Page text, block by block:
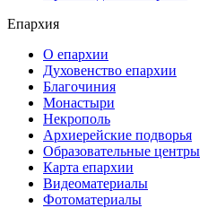
Епархия
О епархии
Духовенство епархии
Благочиния
Монастыри
Некрополь
Архиерейские подворья
Образовательные центры
Карта епархии
Видеоматериалы
Фотоматериалы